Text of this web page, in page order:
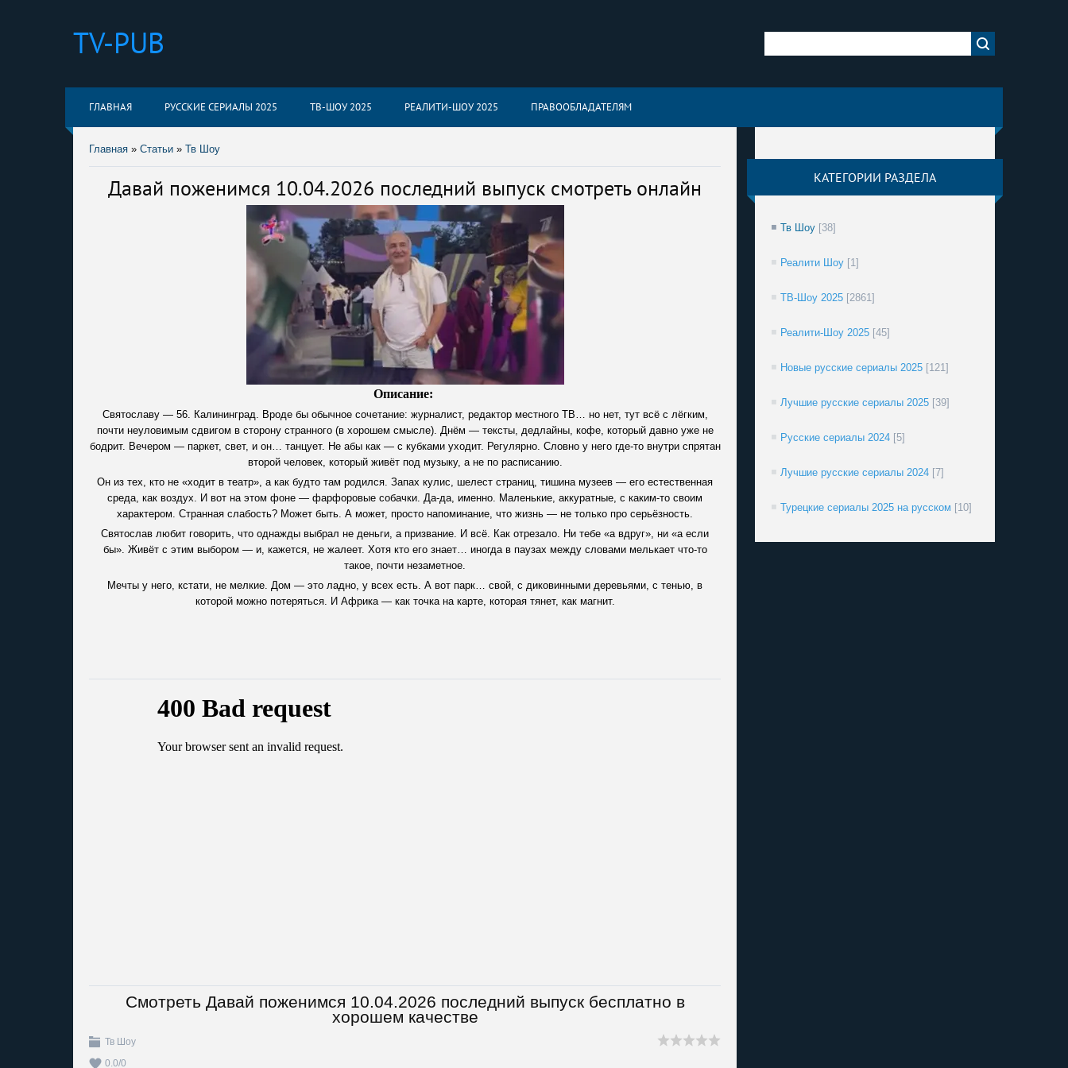
TV-PUB
ГЛАВНАЯ РУССКИЕ СЕРИАЛЫ 2025 ТВ-ШОУ 2025 РЕАЛИТИ-ШОУ 2025 ПРАВООБЛАДАТЕЛЯМ
Главная » Статьи » Тв Шоу
Давай поженимся 10.04.2026 последний выпуск смотреть онлайн
Описание:
Святославу — 56. Калининград. Вроде бы обычное сочетание: журналист, редактор местного ТВ… но нет, тут всё с лёгким,
почти неуловимым сдвигом в сторону странного (в хорошем смысле). Днём — тексты, дедлайны, кофе, который давно уже не
бодрит. Вечером — паркет, свет, и он… танцует. Не абы как — с кубками уходит. Регулярно. Словно у него где-то внутри спрятан
второй человек, который живёт под музыку, а не по расписанию.
Он из тех, кто не «ходит в театр», а как будто там родился. Запах кулис, шелест страниц, тишина музеев — его естественная
среда, как воздух. И вот на этом фоне — фарфоровые собачки. Да-да, именно. Маленькие, аккуратные, с каким-то своим
характером. Странная слабость? Может быть. А может, просто напоминание, что жизнь — не только про серьёзность.
Святослав любит говорить, что однажды выбрал не деньги, а призвание. И всё. Как отрезало. Ни тебе «а вдруг», ни «а если
бы». Живёт с этим выбором — и, кажется, не жалеет. Хотя кто его знает… иногда в паузах между словами мелькает что-то
такое, почти незаметное.
Мечты у него, кстати, не мелкие. Дом — это ладно, у всех есть. А вот парк… свой, с диковинными деревьями, с тенью, в
которой можно потеряться. И Африка — как точка на карте, которая тянет, как магнит.
Смотреть Давай поженимся 10.04.2026 последний выпуск бесплатно в
хорошем качестве
Тв Шоу
0.0/0
КАТЕГОРИИ РАЗДЕЛА
Тв Шоу [38]
Реалити Шоу [1]
ТВ-Шоу 2025 [2861]
Реалити-Шоу 2025 [45]
Новые русские сериалы 2025 [121]
Лучшие русские сериалы 2025 [39]
Русские сериалы 2024 [5]
Лучшие русские сериалы 2024 [7]
Турецкие сериалы 2025 на русском [10]